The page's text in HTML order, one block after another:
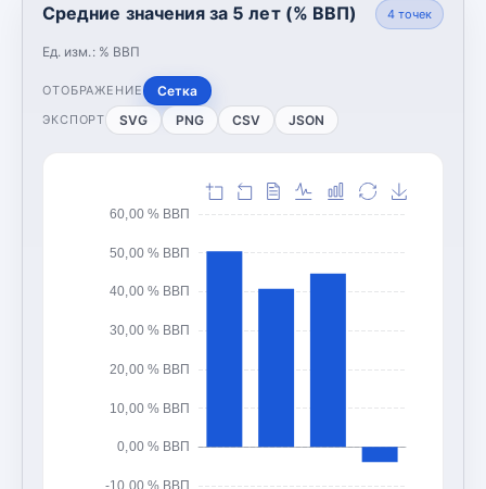
Средние значения за 5 лет (% ВВП)
Ед. изм.: % ВВП
4точек
ОТОБРАЖЕНИЕ Сетка
ЭКСПОРТ SVG PNG CSV JSON
-10,00 % ВВП
0,00 % ВВП
10,00 % ВВП
20,00 % ВВП
30,00 % ВВП
40,00 % ВВП
50,00 % ВВП
60,00 % ВВП